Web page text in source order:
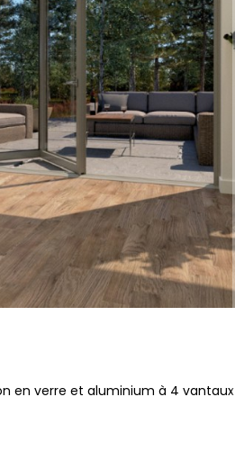
en verre et aluminium à 4 vantaux